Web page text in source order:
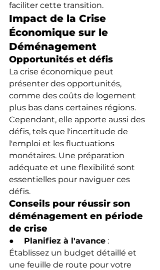
faciliter cette transition.
Impact de la Crise
Économique sur le
Déménagement
Opportunités et défis
La crise économique peut
présenter des opportunités,
comme des coûts de logement
plus bas dans certaines régions.
Cependant, elle apporte aussi des
défis, tels que l'incertitude de
l'emploi et les fluctuations
monétaires. Une préparation
adéquate et une flexibilité sont
essentielles pour naviguer ces
défis.
Conseils pour réussir son
déménagement en période
de crise
● Planifiez à l'avance :
Établissez un budget détaillé et
une feuille de route pour votre